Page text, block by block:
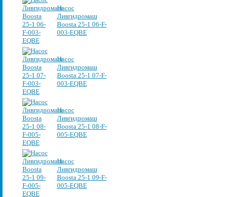
Насос
Ливгидромаш
Boosta 25-1 06-F-
003-EQBE
Насос
Ливгидромаш
Boosta 25-1 07-F-
003-EQBE
Насос
Ливгидромаш
Boosta 25-1 08-F-
005-EQBE
Насос
Ливгидромаш
Boosta 25-1 09-F-
005-EQBE